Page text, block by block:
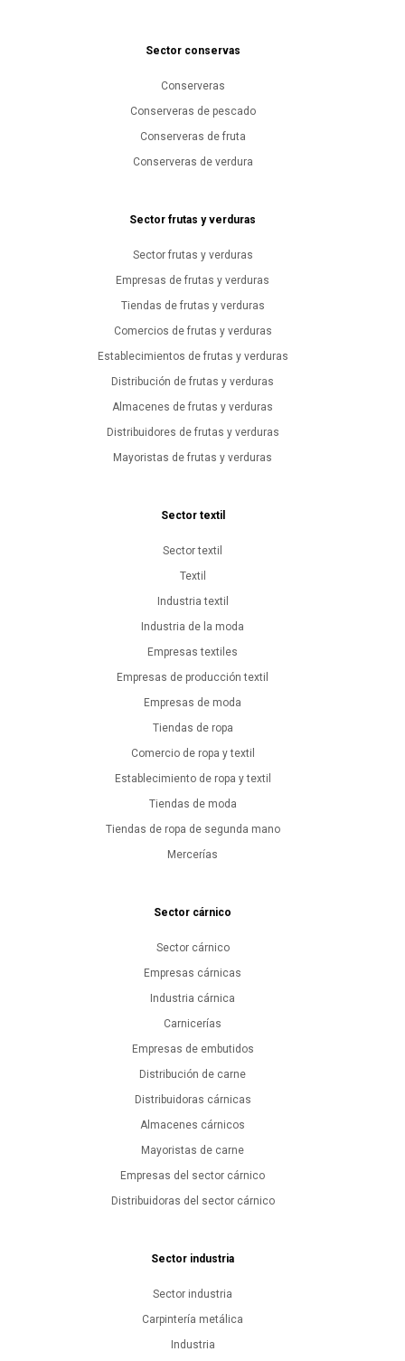
Sector conservas
Conserveras
Conserveras de pescado
Conserveras de fruta
Conserveras de verdura
Sector frutas y verduras
Sector frutas y verduras
Empresas de frutas y verduras
Tiendas de frutas y verduras
Comercios de frutas y verduras
Establecimientos de frutas y verduras
Distribución de frutas y verduras
Almacenes de frutas y verduras
Distribuidores de frutas y verduras
Mayoristas de frutas y verduras
Sector textil
Sector textil
Textil
Industria textil
Industria de la moda
Empresas textiles
Empresas de producción textil
Empresas de moda
Tiendas de ropa
Comercio de ropa y textil
Establecimiento de ropa y textil
Tiendas de moda
Tiendas de ropa de segunda mano
Mercerías
Sector cárnico
Sector cárnico
Empresas cárnicas
Industria cárnica
Carnicerías
Empresas de embutidos
Distribución de carne
Distribuidoras cárnicas
Almacenes cárnicos
Mayoristas de carne
Empresas del sector cárnico
Distribuidoras del sector cárnico
Sector industria
Sector industria
Carpintería metálica
Industria